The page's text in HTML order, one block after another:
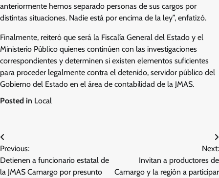
anteriormente hemos separado personas de sus cargos por
distintas situaciones. Nadie está por encima de la ley”, enfatizó.
Finalmente, reiteró que será la Fiscalía General del Estado y el
Ministerio Público quienes continúen con las investigaciones
correspondientes y determinen si existen elementos suficientes
para proceder legalmente contra el detenido, servidor público del
Gobierno del Estado en el área de contabilidad de la JMAS.
Posted in Local
Navegación
de
entradas
Previous:
Detienen a funcionario estatal de
la JMAS Camargo por presunto
Next:
Invitan a productores de
Camargo y la región a participar